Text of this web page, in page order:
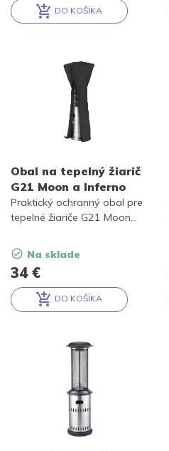
DO KOŠÍKA
Obal na tepelný žiarič
G21 Moon a Inferno
34 €
Praktický ochranný obal pre
tepelné žiariče G21 Moon
odolného nepremokavého
materiálu so zapínaním na
zips a dokonale sedí, takže
ochráni tepelné žiariče pred
nepriazňou počasia.
Na sklade
DO KOŠÍKA